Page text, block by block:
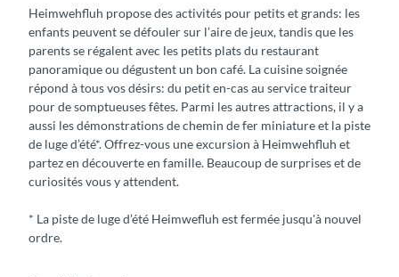
Heimwehfluh propose des activités pour petits et grands: les
enfants peuvent se défouler sur l’aire de jeux, tandis que les
parents se régalent avec les petits plats du restaurant
panoramique ou dégustent un bon café. La cuisine soignée
répond à tous vos désirs: du petit en-cas au service traiteur
pour de somptueuses fêtes. Parmi les autres attractions, il y a
aussi les démonstrations de chemin de fer miniature et la piste
de luge d’été*. Offrez-vous une excursion à Heimwehfluh et
partez en découverte en famille. Beaucoup de surprises et de
curiosités vous y attendent.
* La piste de luge d’été Heimwefluh est fermée jusqu'à nouvel
ordre.